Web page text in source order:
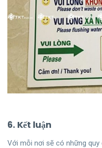
6. Kết luận
Với mỗi nơi sẽ có những